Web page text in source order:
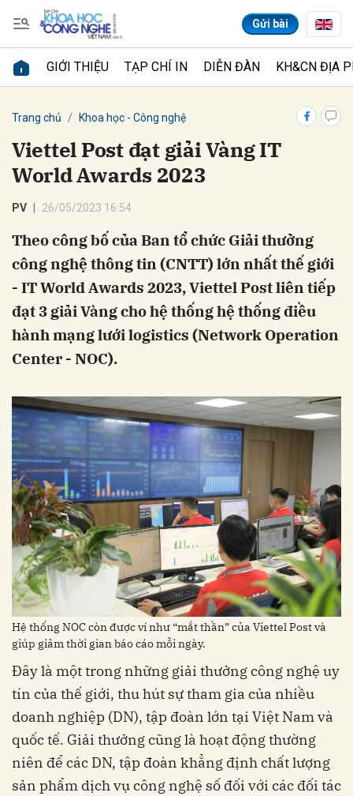
Gửi bài
GIỚI THIỆU TẠP CHÍ IN DIỄN ĐÀN KH&CN ĐỊA
Trang chủ Khoa học - Công nghệ
Viettel Post đạt giải Vàng IT
World Awards 2023
PV 26/05/2023 16:54
Theo công bố của Ban tổ chức Giải thưởng
công nghệ thông tin (CNTT) lớn nhất thế giới
- IT World Awards 2023, Viettel Post liên tiếp
đạt 3 giải Vàng cho hệ thống hệ thống điều
hành mạng lưới logistics (Network Operation
Center - NOC).
Hệ thống NOC còn được ví như “mắt thần” của Viettel Post và
giúp giảm thời gian báo cáo mỗi ngày.
Đây là một trong những giải thưởng công nghệ uy
tín của thế giới, thu hút sự tham gia của nhiều
doanh nghiệp (DN), tập đoàn lớn tại Việt Nam và
quốc tế. Giải thưởng cũng là hoạt động thường
niên để các DN, tập đoàn khẳng định chất lượng
sản phẩm dịch vụ công nghệ số đối với các đối tác
Gửi bình luận
Hủy Gửi